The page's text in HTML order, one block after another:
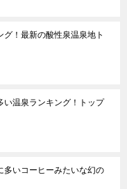
グ！最新の酸性泉温泉地ト
い温泉ランキング！トップ
多いコーヒーみたいな幻の